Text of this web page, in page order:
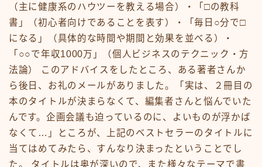
（主に健康系のハウツーを教える場合）・「□の教科
書」（初心者向けであることを表す）・「毎日○分で□
になる」（具体的な時間や期間と効果を並べる）・
「○○で年収1000万」（個人ビジネスのテクニック・方
法論） このアドバイスをしたところ、ある著者さんか
ら後日、お礼のメールがありました。「実は、２冊目の
本のタイトルが決まらなくて、編集者さんと悩んでいた
んです。企画会議も迫っているのに、よいものが浮かば
なくて…」ところが、上記のベストセラーのタイトルに
当てはめてみたら、すんなり決まったということでし
た。 タイトルは奥が深いので、また様々なテーマで書